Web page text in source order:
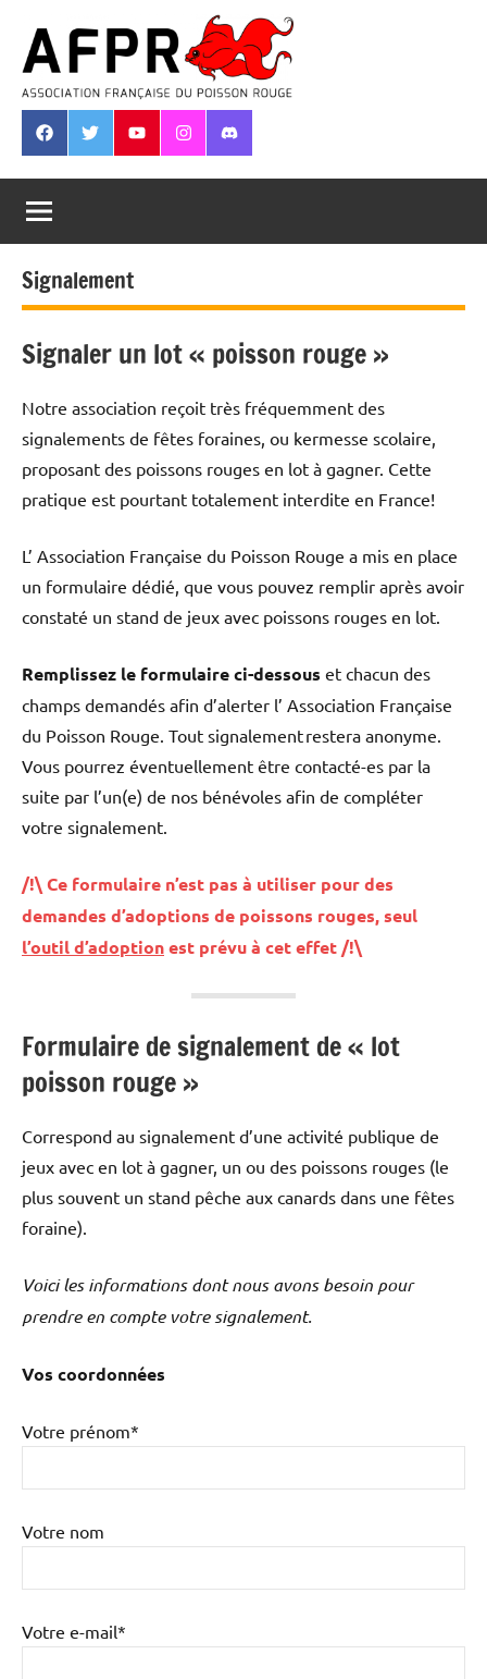
contenu
Association
Française
du
Poisson
Rouge
FacebookTwitterYoutubeInstagramDiscord
Signalement
Signaler un lot « poisson rouge »
Notre association reçoit très fréquemment des
signalements de fêtes foraines, ou kermesse scolaire,
proposant des poissons rouges en lot à gagner. Cette
pratique est pourtant totalement interdite en France!
L’ Association Française du Poisson Rouge a mis en place
un formulaire dédié, que vous pouvez remplir après avoir
constaté un stand de jeux avec poissons rouges en lot.
Remplissez le formulaire ci-dessous et chacun des
champs demandés afin d’alerter l’ Association Française
du Poisson Rouge. Tout signalement restera anonyme.
Vous pourrez éventuellement être contacté-es par la
suite par l’un(e) de nos bénévoles afin de compléter
votre signalement.
/!\ Ce formulaire n’est pas à utiliser pour des
demandes d’adoptions de poissons rouges, seul
l’outil d’adoptionest prévu à cet effet /!\
Formulaire de signalement de « lot
poisson rouge »
Correspond au signalement d’une activité publique de
jeux avec en lot à gagner, un ou des poissons rouges (le
plus souvent un stand pêche aux canards dans une fêtes
foraine).
Voici les informations dont nous avons besoin pour
prendre en compte votre signalement.
Vos coordonnées
Votre prénom*
Votre nom
Votre e-mail*